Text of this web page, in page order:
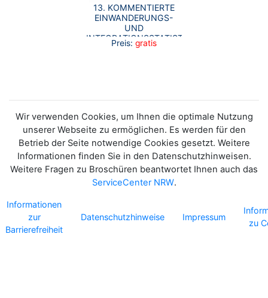
13. KOMMENTIERTE
EINWANDERUNGS-
UND
INTEGRATIONSSTATISTIK
NRW - KURZBERICHT
Preis: gratis
Wir verwenden Cookies, um Ihnen die optimale Nutzung
unserer Webseite zu ermöglichen. Es werden für den
Betrieb der Seite notwendige Cookies gesetzt. Weitere
Informationen finden Sie in den Datenschutzhinweisen.
Weitere Fragen zu Broschüren beantwortet Ihnen auch das
ServiceCenter NRW.
Informationen
zur
Barrierefreiheit
Datenschutzhinweise Impressum
zu